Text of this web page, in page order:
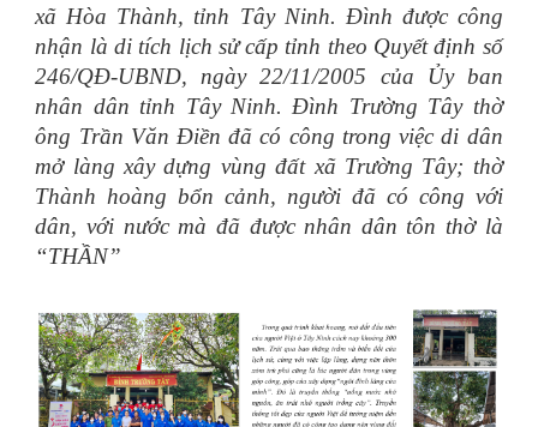
xã Hòa Thành, tỉnh Tây Ninh. Đình được công
nhận là di tích lịch sử cấp tỉnh theo Quyết định số
246/QĐ-UBND, ngày 22/11/2005 của Ủy ban
nhân dân tỉnh Tây Ninh. Đình Trường Tây thờ
ông Trần Văn Điền đã có công trong việc di dân
mở làng xây dựng vùng đất xã Trường Tây; thờ
Thành hoàng bổn cảnh, người đã có công với
dân, với nước mà đã được nhân dân tôn thờ là
“THẦN”